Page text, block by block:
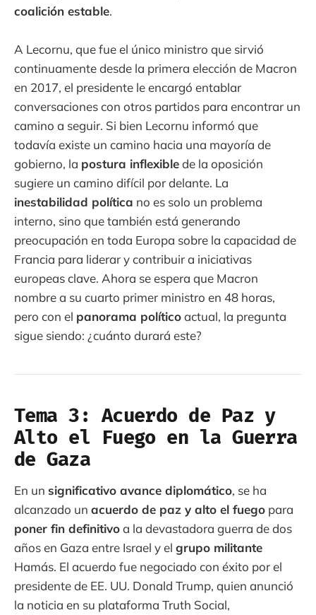
coalición estable.
A Lecornu, que fue el único ministro que sirvió
continuamente desde la primera elección de Macron
en 2017, el presidente le encargó entablar
conversaciones con otros partidos para encontrar un
camino a seguir. Si bien Lecornu informó que
todavía existe un camino hacia una mayoría de
gobierno, la postura inflexiblede la oposición
sugiere un camino difícil por delante. La
inestabilidad política no es solo un problema
interno, sino que también está generando
preocupación en toda Europa sobre la capacidad de
Francia para liderar y contribuir a iniciativas
europeas clave. Ahora se espera que Macron
nombre a su cuarto primer ministro en 48 horas,
pero con el panorama políticoactual, la pregunta
sigue siendo: ¿cuánto durará este?
Tema 3: Acuerdo de Paz y
Alto el Fuego en la Guerra
de Gaza
En un significativo avance diplomático, se ha
alcanzado un acuerdo de paz y alto el fuego para
poner fin definitivoa la devastadora guerra de dos
años en Gaza entre Israel y el grupo militante
Hamás. El acuerdo fue negociado con éxito por el
presidente de EE. UU. Donald Trump, quien anunció
la noticia en su plataforma Truth Social,